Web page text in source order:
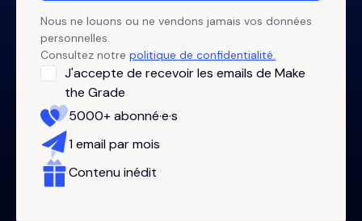
Nous ne louons ou ne vendons jamais vos données
personnelles.
Consultez notre politique de confidentialité.
J'accepte de recevoir les emails de Make
the Grade
5000+ abonné·e·s
1 email par mois
Contenu inédit